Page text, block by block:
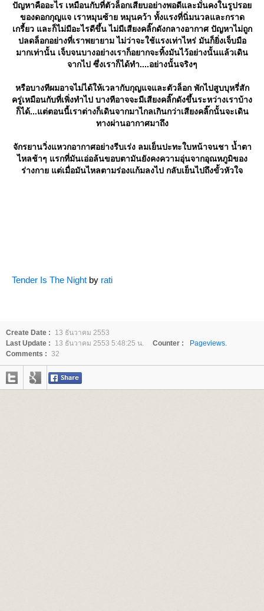
ปัญหาคืออะไร เหมือนกับที่ตัวล็อกเสียบอย่างพอดีและมั่นคงในรูปรอ
ของดอกกุญแจ เราหมุนซ้าย หมุนคว้า ทั้งแรงที่นิ่มนวลและกราด
เกรี้ยว และก็ไม่มีอะไรดีขึ้น ไม่มีเสียงคลิ๊กดังกลางอากาศ ปัญหาไม่ถูก
ปลดล็อกอย่างที่เราพยายาม ไม่ว่าจะใช้แรงเท่าไหร่ มันก็ยิ่งเจ็บมือ
มากเท่านั้น เจ็บจนบางอย่างเราก็อยากจะทิ้งมันไว้อย่างนั้นแล้วเดิน
จากไป ซึ่งเราก็ได้ทำ....อย่างนั้นจริงๆ
หรือบางทีผมอาจไม่ได้ให้เวลากับกุญแจและตัวล็อก พักไปสูบบุหรี่สัก
ครู่เหมือนกับที่เพิ่งทำไป บางทีอาจจะมีเสียงคลิ๊กดังขึ้นระหว่างเราบ้าง
ก็ได้...แต่ตอนนี้เราต่างก็เดินจากมาไกลเกินกว่าเสียงคลิ๊กนั้นจะเดิน
ทางผ่านอากาศมาถึง
จักรยานวิ่งแหวกอากาศอย่างรีบเร่ง ลมเย็นปะทะใบหน้าจนชา น้ำตา
ไหลช้าๆ แรกที่มันเอ่อล้นขอบตามันยังคงความอุ่นจากอุณหภูมิของ
ร่างกาย แต่เมื่อมันไหลตามร่องแก้มลงไป กลับเย็นไปถึงขั้วหัวใจ
Tender Is The Night by rati
Create Date :
13 ธันวาคม 2553
Last Update :
13 ธันวาคม 2553 5:48:25 น. Counter :
Pageviews.
Comments : 32